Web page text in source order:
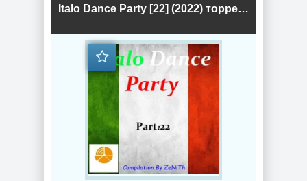
Italo Dance Party [22] (2022) торрент